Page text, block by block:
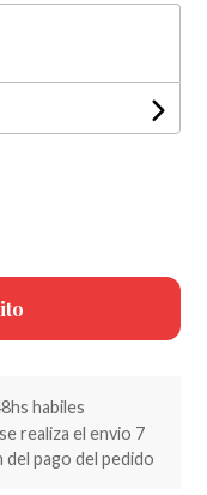
habiles
realiza el envio 7
pago del pedido